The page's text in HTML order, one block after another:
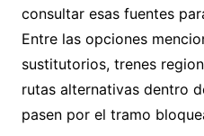
consultar esas fuentes
Entre las opciones
sustitutorios, trenes
rutas alternativas dentro
pasen por el tramo